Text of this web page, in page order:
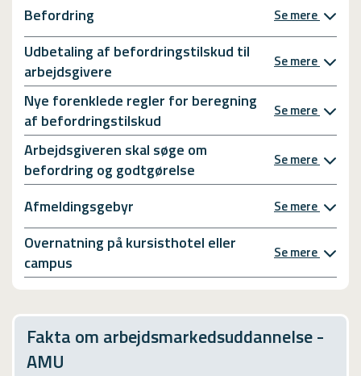
Befordring Se mere
Udbetaling af befordringstilskud til
arbejdsgivere
Se mere
Nye forenklede regler for beregning
af befordringstilskud
Se mere
Arbejdsgiveren skal søge om
befordring og godtgørelse
Se mere
Afmeldingsgebyr Se mere
Overnatning på kursisthotel eller
campus
Se mere
Fakta om arbejdsmarkedsuddannelse -
AMU